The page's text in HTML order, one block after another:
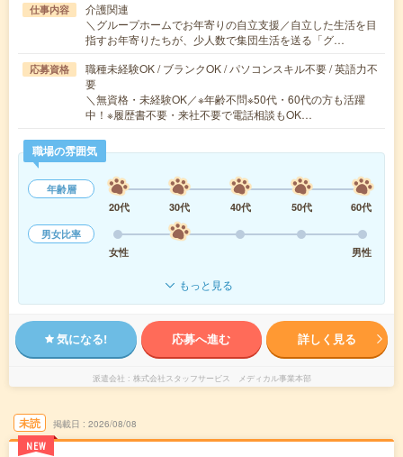
仕事内容
介護関連
＼グループホームでお年寄りの自立支援／自立した生活を目
指すお年寄りたちが、少人数で集団生活を送る「グ…
応募資格
職種未経験OK / ブランクOK / パソコンスキル不要 / 英語力不
要
＼無資格・未経験OK／※年齢不問※50代・60代の方も活躍
中！※履歴書不要・来社不要で電話相談もOK…
職場の雰囲気
年齢層
20代
30代 40代 50代
60代
男女比率
女性
男性
もっと見る
気になる! 応募へ進む 詳しく見る
派遣会社 株式会社スタッフサービス メディカル事業本部
未読
NEW
掲載日 2026/08/08